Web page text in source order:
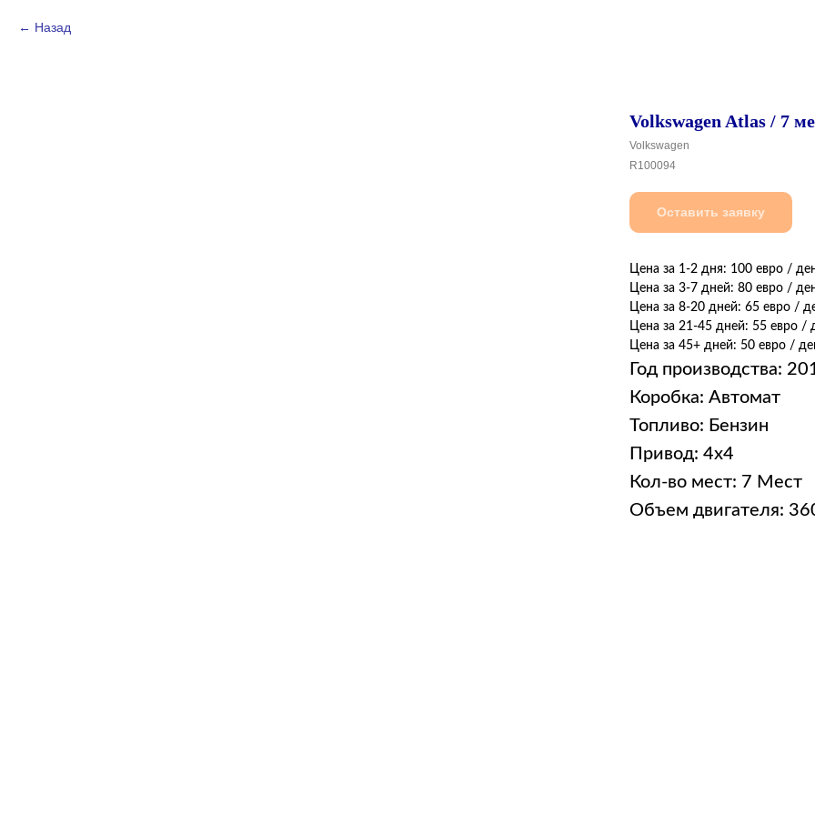
Назад
Volkswagen Atlas / 7
Volkswagen
R100094
Оставить заявку
Цена за 1-2 дня: 100 евро /
Цена за 3-7 дней: 80 евро /
Цена за 8-20 дней: 65 евро /
Цена за 21-45 дней: 55 евро /
Цена за 45+ дней: 50 евро /
Год производства:
Коробка: Автомат
Топливо: Бензин
Привод: 4x4
Кол-во мест: 7 Мест
Объем двигателя: